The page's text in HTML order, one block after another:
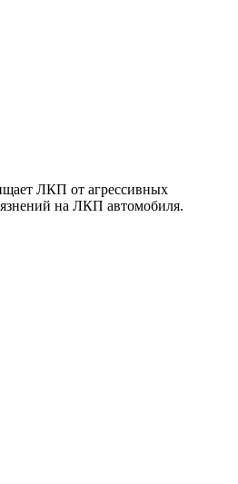
ЛКП от агрессивных
на ЛКП автомобиля.